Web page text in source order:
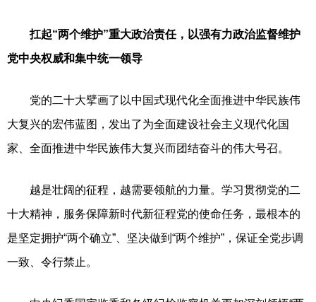
扛起“两个维护”重大政治责任，以强有力政治监督维护
党中央权威和集中统一领导
党的二十大擘画了以中国式现代化全面推进中华民族伟
大复兴的宏伟蓝图，发出了为全面建设社会主义现代化国
家、全面推进中华民族伟大复兴而团结奋斗的伟大号召。
越是壮阔的征程，越需要领航的力量。学习贯彻党的二
十大精神，服务保障新时代新征程党的使命任务，最根本的
是坚定拥护“两个确立”、坚决做到“两个维护”，保证全党步调
一致、令行禁止。